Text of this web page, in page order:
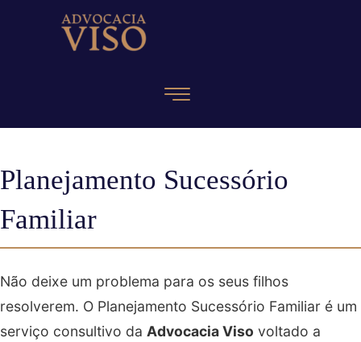
Planejamento Sucessório
Familiar
Não deixe um problema para os seus filhos
resolverem. O Planejamento Sucessório Familiar é um
serviço consultivo da Advocacia Viso voltado a